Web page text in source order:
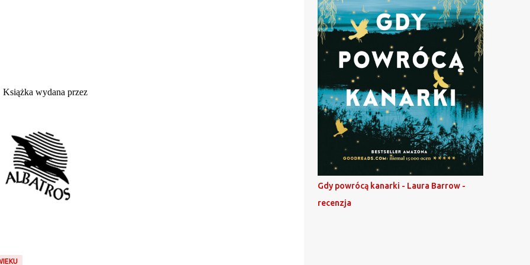
Książka wydana przez
Gdy powrócą kanarki - Laura Barrow -
recenzja